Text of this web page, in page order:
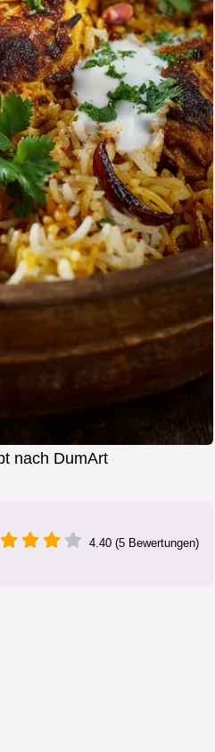
nach DumArt
4.40 (5 Bewertungen)